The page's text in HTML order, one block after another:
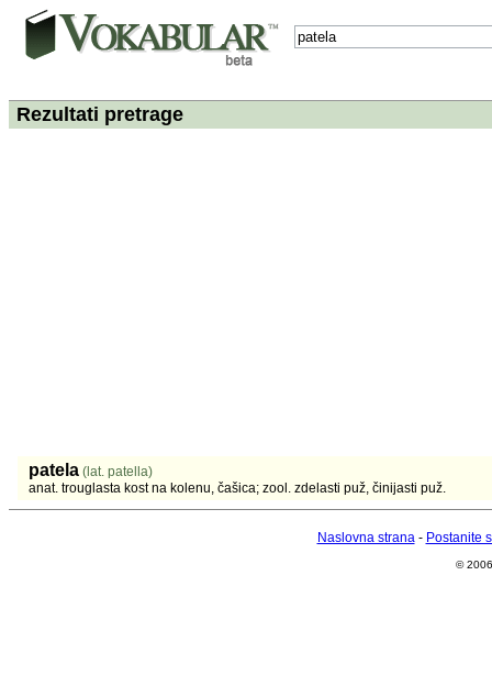
Rezultati pretrage
patela (lat. patella)
anat. trouglasta kost na kolenu, čašica; zool. zdelasti puž, činijasti puž.
Naslovna strana- Postanite
©